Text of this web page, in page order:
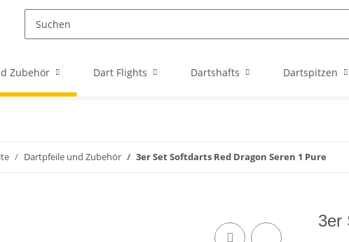
Zubehör Dart Flights Dartshafts Dartspitzen
Dartpfeile und Zubehör 3er Set Softdarts Red Dragon Seren 1 Pure
3er